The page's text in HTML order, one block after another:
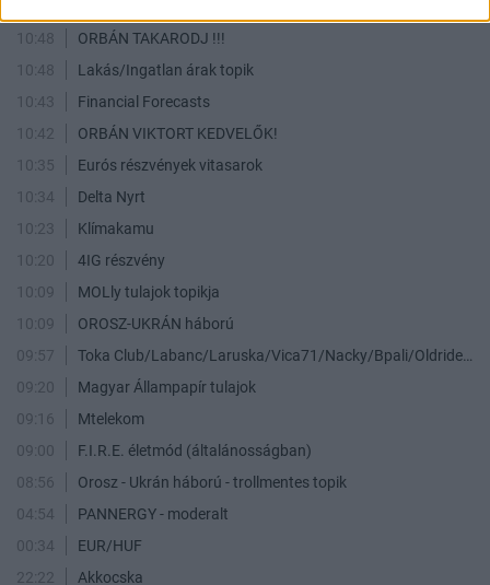
10:48
ORBÁN TAKARODJ !!!
10:48
Lakás/Ingatlan árak topik
10:43
Financial Forecasts
10:42
ORBÁN VIKTORT KEDVELŐK!
10:35
Eurós részvények vitasarok
10:34
Delta Nyrt
10:23
Klímakamu
10:20
4IG részvény
10:09
MOLly tulajok topikja
10:09
OROSZ-UKRÁN háború
09:57
09:20
Magyar Állampapír tulajok
09:16
Mtelekom
09:00
F.I.R.E. életmód (általánosságban)
08:56
Orosz - Ukrán háború - trollmentes topik
04:54
PANNERGY - moderalt
00:34
EUR/HUF
22:22
Akkocska